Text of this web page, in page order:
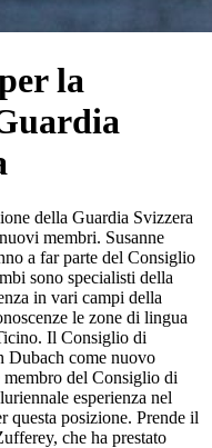
la
della Guardia Svizzera
membri. Susanne
a far parte del Consiglio
sono specialisti della
in vari campi della
le zone di lingua
Il Consiglio di
Dubach come nuovo
del Consiglio di
esperienza nel
questa posizione. Prende il
che ha prestato